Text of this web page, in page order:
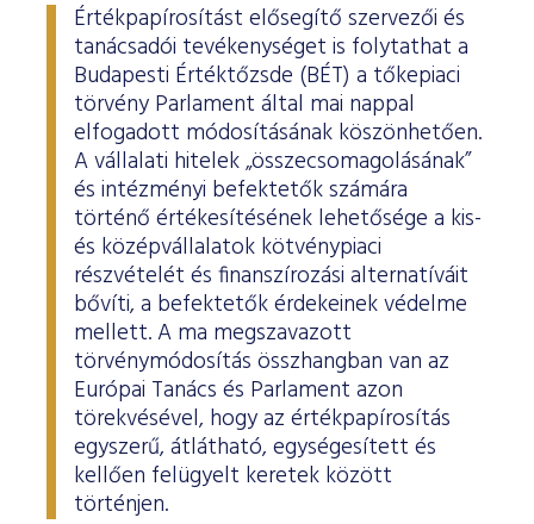
Értékpapírosítást elősegítő szervezői és
tanácsadói tevékenységet is folytathat a
Budapesti Értéktőzsde (BÉT) a tőkepiaci
törvény Parlament által mai nappal
elfogadott módosításának köszönhetően.
A vállalati hitelek „összecsomagolásának”
és intézményi befektetők számára
történő értékesítésének lehetősége a kis-
és középvállalatok kötvénypiaci
részvételét és finanszírozási alternatíváit
bővíti, a befektetők érdekeinek védelme
mellett. A ma megszavazott
törvénymódosítás összhangban van az
Európai Tanács és Parlament azon
törekvésével, hogy az értékpapírosítás
egyszerű, átlátható, egységesített és
kellően felügyelt keretek között
történjen.